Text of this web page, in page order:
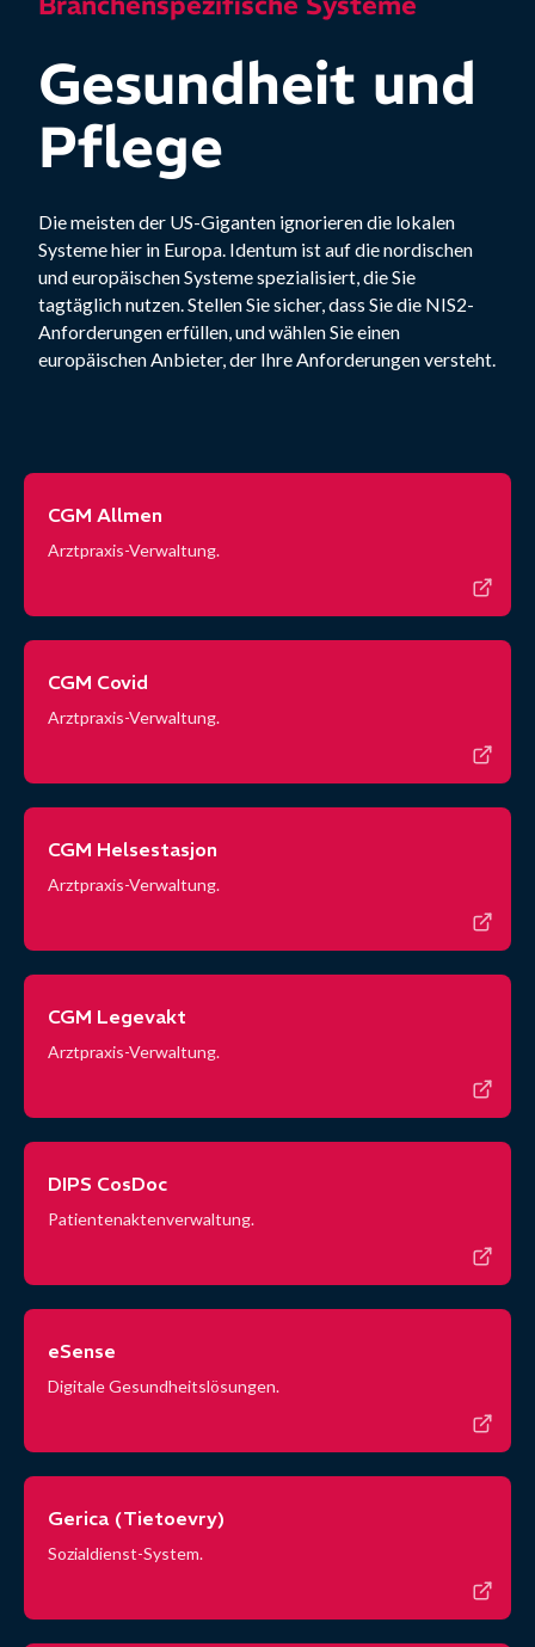
Gesundheit und
Pflege
Die meisten der US-Giganten ignorieren die lokalen
Systeme hier in Europa. Identum ist auf die nordischen
und europäischen Systeme spezialisiert, die Sie
tagtäglich nutzen. Stellen Sie sicher, dass Sie die NIS2-
Anforderungen erfüllen, und wählen Sie einen
europäischen Anbieter, der Ihre Anforderungen versteht.
CGM Allmen
Arztpraxis-Verwaltung.
CGM Covid
Arztpraxis-Verwaltung.
CGM Helsestasjon
Arztpraxis-Verwaltung.
CGM Legevakt
Arztpraxis-Verwaltung.
DIPS CosDoc
Patientenaktenverwaltung.
eSense
Digitale Gesundheitslösungen.
Gerica (Tietoevry)
Sozialdienst-System.